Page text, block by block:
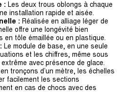
: Les deux trous oblongs à chaque
installation rapide et aisée.
: Réalisée en alliage léger de
offre une longévité bien
en tôle émaillée ou en plastique.
Le module de base, en une seule
et les chiffres, même sous
avec présence de glace.
tronçons d’un mètre, les échelles
facilement les sections
en cas de chocs avec des